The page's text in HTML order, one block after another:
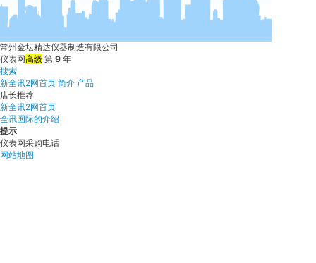
常州金坛精达仪器制造有限公司
仪表网高级 第 9 年
搜索
新全讯2网首页 简介 产品
店长推荐
新全讯2网首页
全讯国际的介绍
提示
仪表网采购电话
网站地图